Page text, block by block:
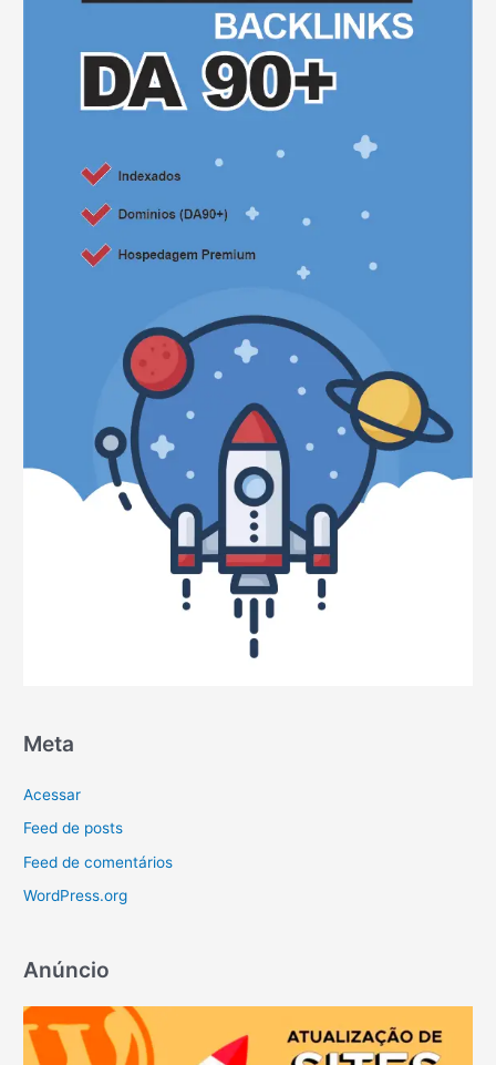
Meta
Acessar
Feed de posts
Feed de comentários
WordPress.org
Anúncio